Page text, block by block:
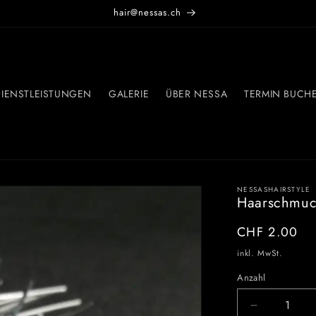
hair@nessas.ch
GALERIE ÜBER NESSA TERMIN
NESSASHAIRSTYLE
Normaler
Preis
CHF 2.00
inkl. MwSt.
Anzahl
Verringere